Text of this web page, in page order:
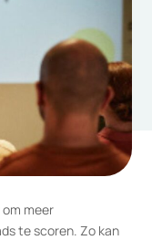
meer
te scoren. Zo kan